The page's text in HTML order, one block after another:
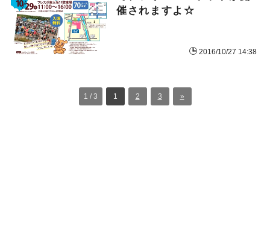
催されますよ☆
2016/10/27 14:38
1 / 3 1 2 3 »